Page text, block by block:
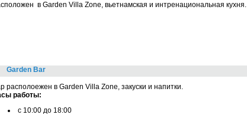
в Garden Villa Zone, вьетнамская и интренациональная кухня.
Garden Bar
располоежен в Garden Villa Zone, закуски и напитки.
работы:
с 10:00 до 18:00